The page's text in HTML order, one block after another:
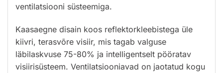
ventilatsiooni süsteemiga.
Kaasaegne disain koos reflektorkleebistega üle
kiivri, terasvõre visiir, mis tagab valguse
läbilaskvuse 75-80% ja intelligentselt pööratav
visiirisüsteem. Ventilatsiooniavad on jaotatud kogu